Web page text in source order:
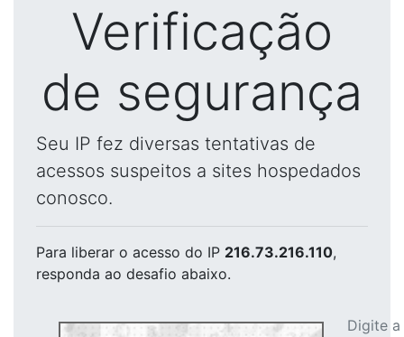
Verificação
de segurança
Seu IP fez diversas tentativas de
acessos suspeitos a sites hospedados
conosco.
Para liberar o acesso do IP 216.73.216.110,
responda ao desafio abaixo.
Digite